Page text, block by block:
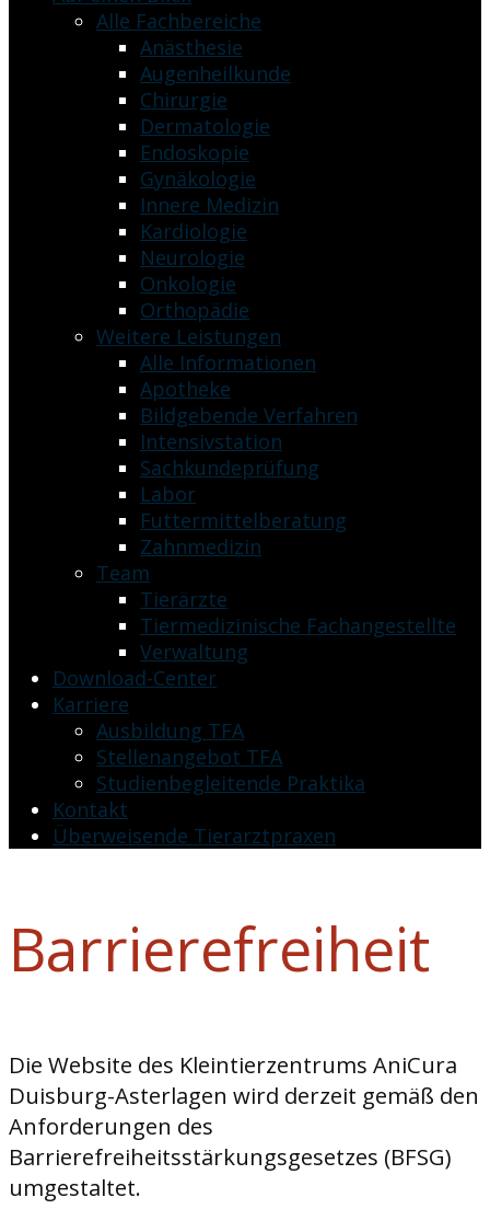
Alle Fachbereiche
Anästhesie
Augenheilkunde
Chirurgie
Dermatologie
Endoskopie
Gynäkologie
Innere Medizin
Kardiologie
Neurologie
Onkologie
Orthopädie
Weitere Leistungen
Alle Informationen
Apotheke
Bildgebende Verfahren
Intensivstation
Sachkundeprüfung
Labor
Futtermittelberatung
Zahnmedizin
Team
Tierärzte
Tiermedizinische Fachangestellte
Verwaltung
Download-Center
Karriere
Ausbildung TFA
Stellenangebot TFA
Studienbegleitende Praktika
Kontakt
Überweisende Tierarztpraxen
Barrierefreiheit
Die Website des Kleintierzentrums AniCura
Duisburg-Asterlagen wird derzeit gemäß den
Anforderungen des
Barrierefreiheitsstärkungsgesetzes (BFSG)
umgestaltet.